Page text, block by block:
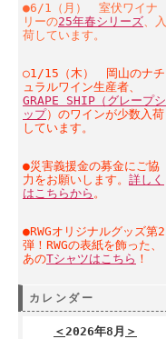
●6/1（月） 室伏ワイナ
リーの25年春シリーズ、入
荷しています。
○1/15（木） 岡山のナチ
ュラルワイン生産者、
GRAPE SHIP（グレープシ
ップ）のワインが少数入荷
しています。
●災害義援金の募金にご協
力をお願いします。 詳しく
はこちらから 。
●RWGオリジナルグッズ第2
弾！RWGの表紙を飾った、
あのTシャツはこちら ！
カレンダー
＜2026年8月 ＞